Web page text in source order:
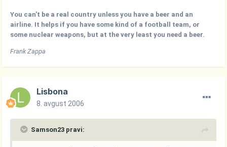
You can't be a real country unless you have a beer and an
airline. It helps if you have some kind of a football team, or
some nuclear weapons, but at the very least you need a beer.
Frank Zappa
Lisbona
8. avgust 2006
Samson23 pravi: